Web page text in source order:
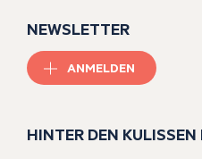
NEWSLETTER
ANMELDEN
HINTER DEN KULISSEN